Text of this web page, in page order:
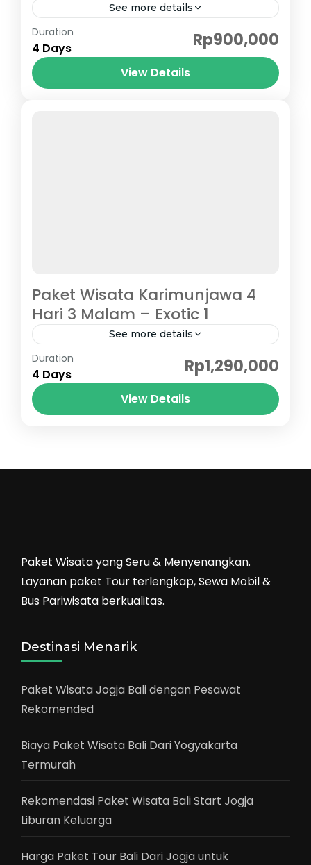
See more details
Karimunjawa
Duration
4 Days Rp900,000
View Details
Paket Wisata Karimunjawa 4
Hari 3 Malam – Exotic 1
See more details
Karimunjawa
Duration
4 Days Rp1,290,000
View Details
Paket Wisata yang Seru & Menyenangkan.
Layanan paket Tour terlengkap, Sewa Mobil &
Bus Pariwisata berkualitas.
Destinasi Menarik
Paket Wisata Jogja Bali dengan Pesawat
Rekomended
Biaya Paket Wisata Bali Dari Yogyakarta
Termurah
Rekomendasi Paket Wisata Bali Start Jogja
Liburan Keluarga
Harga Paket Tour Bali Dari Jogja untuk